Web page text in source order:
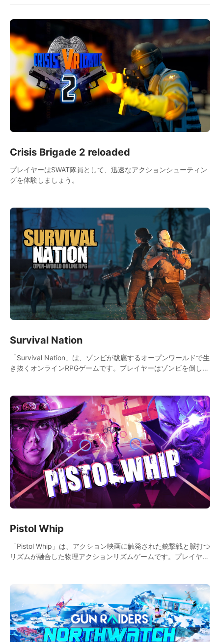
Crisis Brigade 2 reloaded
プレイヤーはSWAT隊員として、迅速なアクションシューティン
グを体験しましょう。
Survival Nation
「Survival Nation」は、ゾンビが跋扈するオープンワールドで生
き抜くオンラインRPGゲームです。プレイヤーはゾンビを倒し、
Pistol Whip
「Pistol Whip」は、アクション映画に触発された銃撃戦と脈打つ
リズムが融合した物理アクションリズムゲームです。プレイヤー